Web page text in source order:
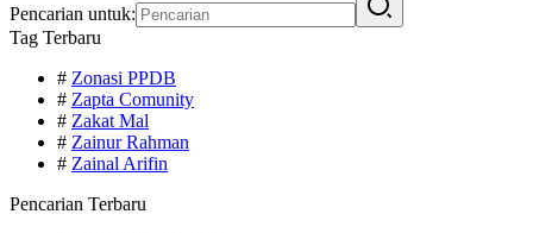
Pencarian untuk:
Tag Terbaru
# Zonasi PPDB
# Zapta Comunity
# Zakat Mal
# Zainur Rahman
# Zainal Arifin
Pencarian Terbaru